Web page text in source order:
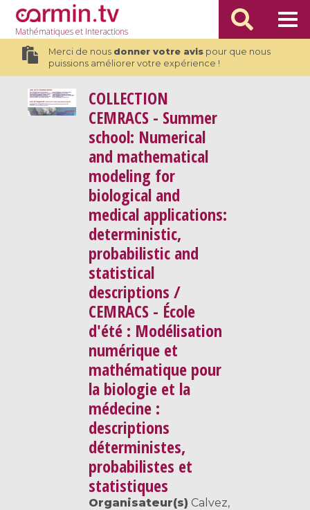
Mathématiqueset Interactions
Merci de nous donner votre avispour que nous
puissions améliorer votre expérience !
COLLECTION
CEMRACS - Summer
school: Numerical
and mathematical
modeling for
biological and
medical applications:
deterministic,
probabilistic and
statistical
descriptions /
CEMRACS - École
d'été : Modélisation
numérique et
mathématique pour
la biologie et la
médecine :
descriptions
déterministes,
probabilistes et
statistiques
Organisateur(s) Calvez,